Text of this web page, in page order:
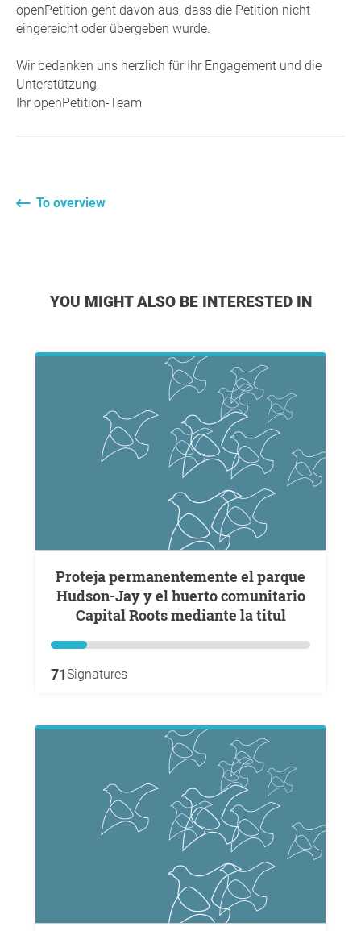
openPetition geht davon aus, dass die Petition nicht
eingereicht oder übergeben wurde.
Wir bedanken uns herzlich für Ihr Engagement und die
Unterstützung,
Ihr openPetition-Team
To overview
YOU MIGHT ALSO BE INTERESTED IN
Proteja permanentemente el parque
Hudson-Jay y el huerto comunitario
Capital Roots mediante la titul
71Signatures